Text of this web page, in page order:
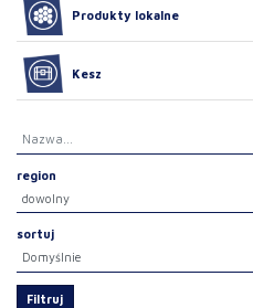
Produkty lokalne
Kesz
region
sortuj
Filtruj